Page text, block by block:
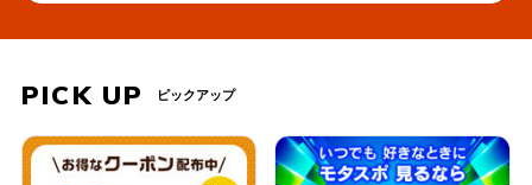
PICK UP ピックアップ
PREV NEXT